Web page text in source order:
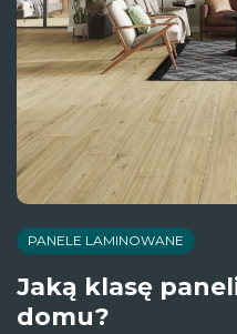
PANELE LAMINOWANE
Jaką klasę
domu?